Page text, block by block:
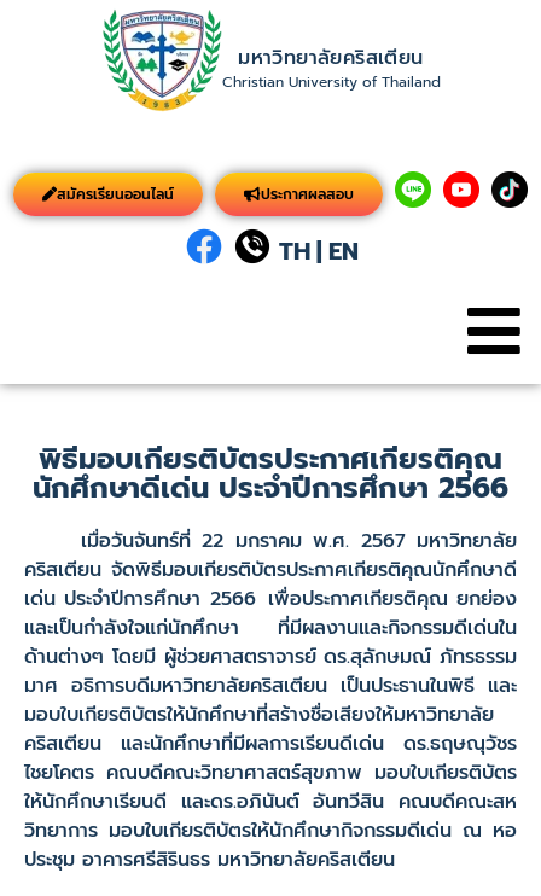
มหาวิทยาลัยคริสเตียน
Christian University of Thailand
สมัครเรียนออนไลน์ ประกาศผลสอบ
TH| EN
พิธีมอบเกียรติบัตรประกาศเกียรติคุณ
นักศึกษาดีเด่น ประจำปีการศึกษา 2566
เมื่อวันจันทร์ที่ 22 มกราคม พ.ศ. 2567 มหาวิทยาลัย
คริสเตียน จัดพิธีมอบเกียรติบัตรประกาศเกียรติคุณนักศึกษาดี
เด่น ประจำปีการศึกษา 2566 เพื่อประกาศเกียรติคุณ ยกย่อง
และเป็นกำลังใจแก่นักศึกษา ที่มีผลงานและกิจกรรมดีเด่นใน
ด้านต่างๆ โดยมี ผู้ช่วยศาสตราจารย์ ดร.สุลักษมณ์ ภัทรธรรม
มาศ อธิการบดีมหาวิทยาลัยคริสเตียน เป็นประธานในพิธี และ
มอบใบเกียรติบัตรให้นักศึกษาที่สร้างชื่อเสียงให้มหาวิทยาลัย
คริสเตียน และนักศึกษาที่มีผลการเรียนดีเด่น ดร.ธฤษณุวัชร
ไชยโคตร คณบดีคณะวิทยาศาสตร์สุขภาพ มอบใบเกียรติบัตร
ให้นักศึกษาเรียนดี และดร.อภินันต์ อันทวีสิน คณบดีคณะสห
วิทยาการ มอบใบเกียรติบัตรให้นักศึกษากิจกรรมดีเด่น ณ หอ
ประชุม อาคารศรีสิรินธร มหาวิทยาลัยคริสเตียน